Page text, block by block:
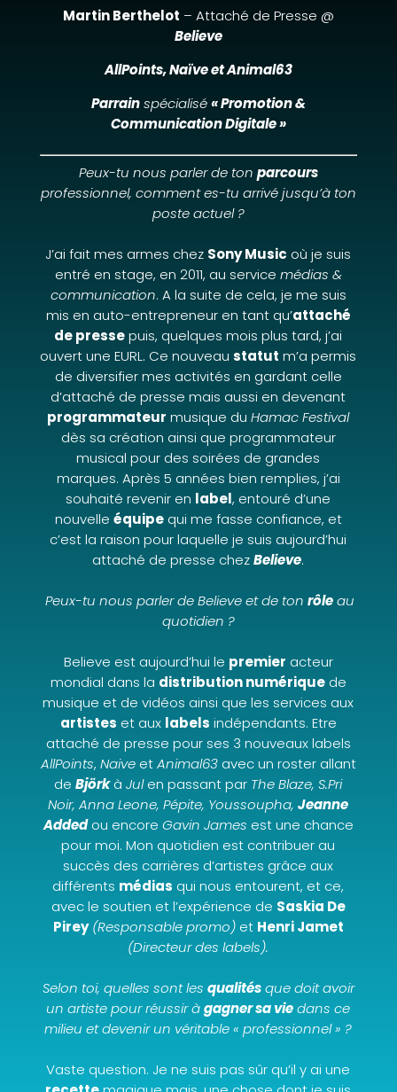
Martin Berthelot – Attaché de Presse @
Believe
AllPoints, Naïve et Animal63
Parrainspécialisé« Promotion &
Communication Digitale »
Peux-tu nous parler de ton parcours
professionnel, comment es-tu arrivé jusqu’à ton
poste actuel ?
J’ai fait mes armes chez Sony Music où je suis
entré en stage, en 2011, au service médias &
communication. A la suite de cela, je me suis
mis en auto-entrepreneur en tant qu’attaché
de pressepuis, quelques mois plus tard, j’ai
ouvert une EURL. Ce nouveaustatut m’a permis
de diversifier mes activités en gardant celle
d’attaché de presse mais aussi en devenant
programmateur musique duHamac Festival
dès sa création ainsi que programmateur
musical pour des soirées de grandes
marques. Après 5 années bien remplies, j’ai
souhaité revenir en label, entouré d’une
nouvelle équipequi me fasse confiance, et
c’est la raison pour laquelle je suis aujourd’hui
attaché de presse chezBelieve.
Peux-tu nous parler de Believe et de tonrôleau
quotidien ?
Believe est aujourd’hui le premier acteur
mondial dans la distribution numériquede
musique et de vidéos ainsi que les services aux
artistes et aux labels indépendants. Etre
attaché de presse pour ses 3 nouveaux labels
AllPoints, NaiveetAnimal63avec un roster allant
deBjörkàJulen passant par The Blaze, S.Pri
Noir, Anna Leone, Pépite, Youssoupha,Jeanne
Addedou encore Gavin James est une chance
pour moi. Mon quotidien est contribuer au
succès des carrières d’artistes grâce aux
différents médias qui nous entourent, et ce,
avec le soutien et l’expérience de Saskia De
Pirey (Responsable promo)et Henri Jamet
(Directeur des labels).
Selon toi, quelles sont les qualitésque doit avoir
un artiste pour réussir àgagner sa viedans ce
milieu et devenir un véritable « professionnel » ?
Vaste question. Je ne suis pas sûr qu’il y ai une